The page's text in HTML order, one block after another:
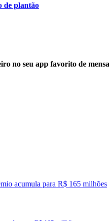
de plantão
no seu app favorito de